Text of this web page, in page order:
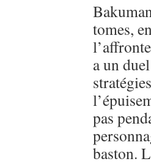
tomes,
a un
pas
baston.